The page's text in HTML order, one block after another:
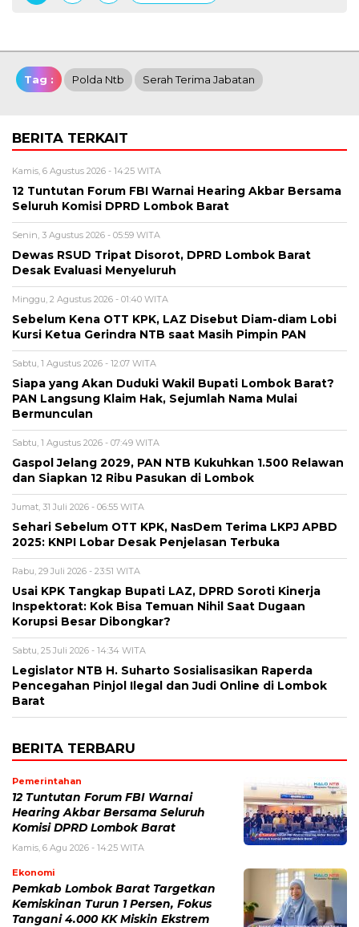
Tag : Polda Ntb Serah Terima Jabatan
BERITA TERKAIT
Kamis, 6 Agustus 2026 - 14:25 WITA
12 Tuntutan Forum FBI Warnai Hearing Akbar Bersama
Seluruh Komisi DPRD Lombok Barat
Senin, 3 Agustus 2026 - 05:59 WITA
Dewas RSUD Tripat Disorot, DPRD Lombok Barat
Desak Evaluasi Menyeluruh
Minggu, 2 Agustus 2026 - 01:40 WITA
Sebelum Kena OTT KPK, LAZ Disebut Diam-diam Lobi
Kursi Ketua Gerindra NTB saat Masih Pimpin PAN
Sabtu, 1 Agustus 2026 - 12:07 WITA
Siapa yang Akan Duduki Wakil Bupati Lombok Barat?
PAN Langsung Klaim Hak, Sejumlah Nama Mulai
Bermunculan
Sabtu, 1 Agustus 2026 - 07:49 WITA
Gaspol Jelang 2029, PAN NTB Kukuhkan 1.500 Relawan
dan Siapkan 12 Ribu Pasukan di Lombok
Jumat, 31 Juli 2026 - 06:55 WITA
Sehari Sebelum OTT KPK, NasDem Terima LKPJ APBD
2025: KNPI Lobar Desak Penjelasan Terbuka
Rabu, 29 Juli 2026 - 23:51 WITA
Usai KPK Tangkap Bupati LAZ, DPRD Soroti Kinerja
Inspektorat: Kok Bisa Temuan Nihil Saat Dugaan
Korupsi Besar Dibongkar?
Sabtu, 25 Juli 2026 - 14:34 WITA
Legislator NTB H. Suharto Sosialisasikan Raperda
Pencegahan Pinjol Ilegal dan Judi Online di Lombok
Barat
BERITA TERBARU
Pemerintahan
12 Tuntutan Forum FBI Warnai
Hearing Akbar Bersama Seluruh
Komisi DPRD Lombok Barat
Kamis, 6 Agu 2026 - 14:25 WITA
Ekonomi
Pemkab Lombok Barat Targetkan
Kemiskinan Turun 1 Persen, Fokus
Tangani 4.000 KK Miskin Ekstrem